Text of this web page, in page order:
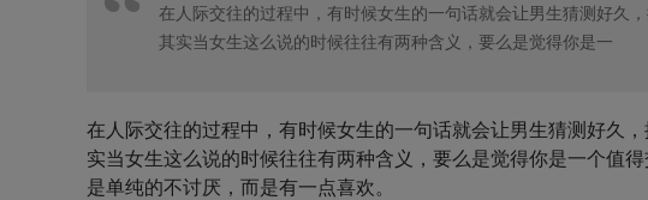
在人际交往的过程中，有时候女生的一句话就会让男生猜测好久
其实当女生这么说的时候往往有两种含义，要么是觉得你是一
在人际交往的过程中，有时候女生的一句话就会让男生猜测好久
实当女生这么说的时候往往有两种含义，要么是觉得你是一个值
是单纯的不讨厌，而是有一点喜欢。